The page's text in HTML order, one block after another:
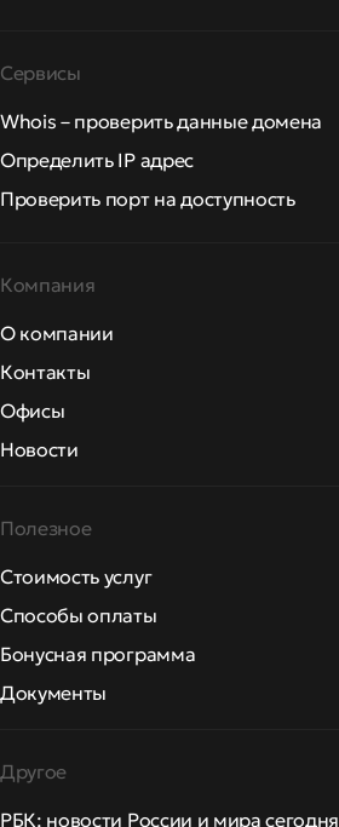
Сервисы
Whois – проверить данные домена
Определить IP адрес
Проверить порт на доступность
Компания
О компании
Контакты
Офисы
Новости
Полезное
Стоимость услуг
Способы оплаты
Бонусная программа
Документы
Другое
РБК: новости России и мира сегодня